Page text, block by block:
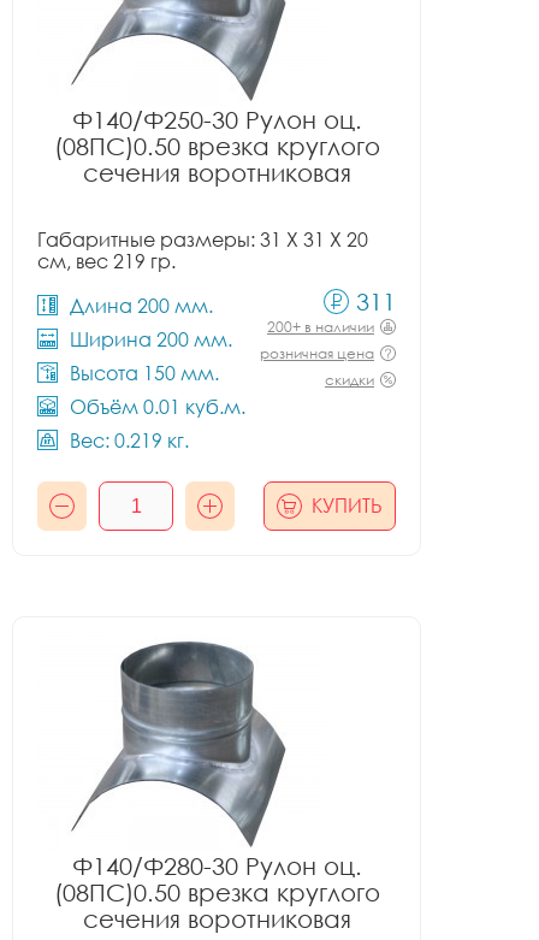
Ф140/Ф250-30 Рулон оц.
(08ПС)0.50 врезка круглого
сечения воротниковая
Габаритные размеры: 31 X 31 X 20
см, вес 219 гр.
Длина 200 мм.
Ширина 200 мм.
Высота 150 мм.
Объём 0.01 куб.м.
Вес: 0.219 кг.
311
200+ в наличии
розничная цена
скидки
КУПИТЬ
Ф140/Ф280-30 Рулон оц.
(08ПС)0.50 врезка круглого
сечения воротниковая